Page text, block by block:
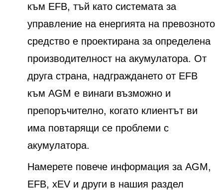
към EFB, тъй като системата за
управление на енергията на превозното
средство е проектирана за определена
производителност на акумулатора. От
друга страна, надграждането от EFB
към AGM е винаги възможно и
препоръчително, когато клиентът ви
има повтарящи се проблеми с
акумулатора.
Намерете повече информация за AGM,
EFB, xEV и други в нашия раздел